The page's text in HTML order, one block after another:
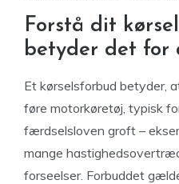
Forstå dit
betyder det for
Et kørselsforbud betyder,
føre motorkøretøj, typisk
færdselsloven groft –
mange
forseelser. Forbuddet